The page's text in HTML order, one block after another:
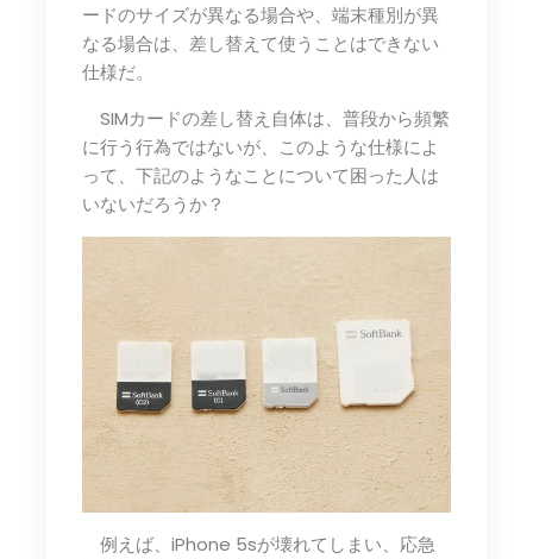
ードのサイズが異なる場合や、端末種別が異
なる場合は、差し替えて使うことはできない
仕様だ。
SIMカードの差し替え自体は、普段から頻繁
に行う行為ではないが、このような仕様によ
って、下記のようなことについて困った人は
いないだろうか？
例えば、iPhone 5sが壊れてしまい、応急